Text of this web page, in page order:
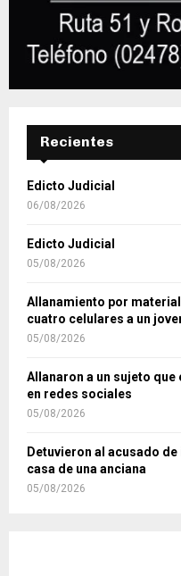
Recientes
Edicto Judicial
06/08/2026
Edicto Judicial
05/08/2026
Allanamiento por
cuatro celulares a un
05/08/2026
Allanaron a un sujeto
en redes sociales
05/08/2026
Detuvieron al acusado
casa de una anciana
05/08/2026